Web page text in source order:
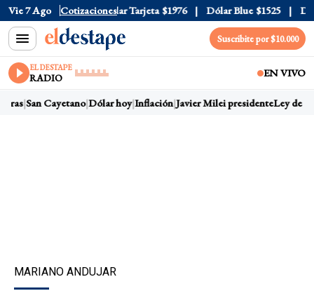
Vie 7 Ago Cotizaciones
Oficial $1520 Dólar Tarjeta $1976 Dólar Blue $1525
Suscribite por $10.000
EL DESTAPE
RADIO EN VIVO
San Cayetano Dólar hoy Inflación Javier Milei presidenteLey de
MARIANO ANDUJAR